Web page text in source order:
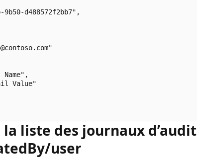
9b50-d488572f2bb7",
Name",
Value"
la liste des journaux d’audit
user